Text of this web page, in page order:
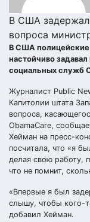
В США
вопроса
В США полицейские
настойчиво
социальных служб
Журналист Public
Капитолии штата
вопроса,
ObamaCare,
Хейман на пресс-
посчитала, что «я
делая свою работу,
что не помнит,
«Впервые я был
слышу, чтобы кого-
добавил Хейман.